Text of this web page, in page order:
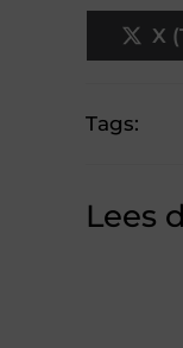
X
Tags:
Lees